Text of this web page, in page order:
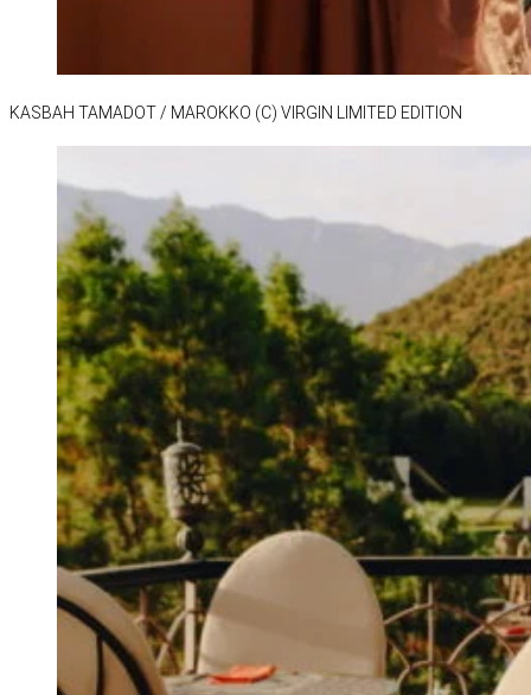
KAS­BAH TA­MA­DOT /​ MA­ROKKO (C) VIR­GIN LI­MI­TED EDI­TION